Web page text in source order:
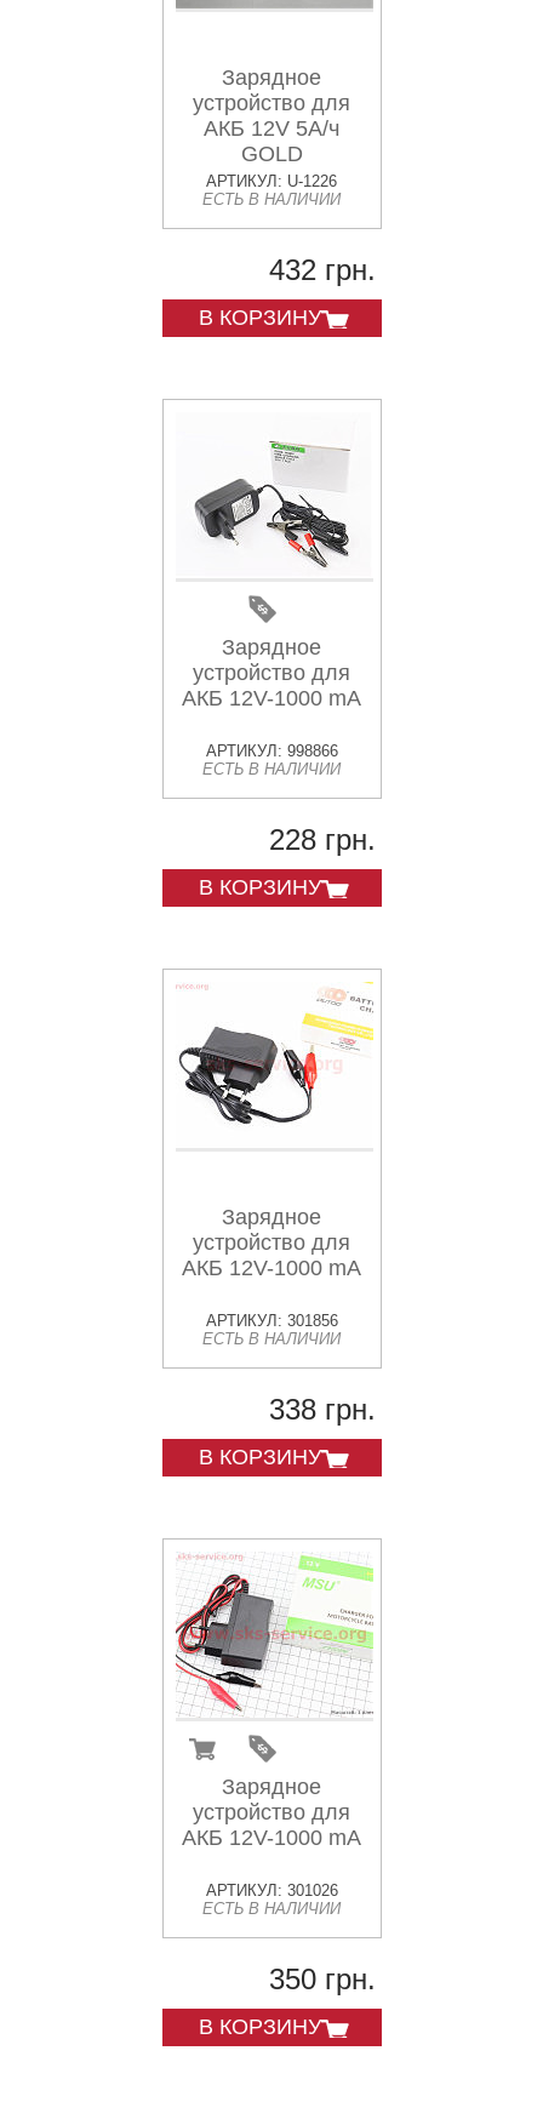
Зарядное
устройство для
АКБ 12V 5А/ч
GOLD
АРТИКУЛ: U-1226
ЕСТЬ В НАЛИЧИИ
432 грн.
В КОРЗИНУ
Зарядное
устройство для
АКБ 12V-1000 mA
АРТИКУЛ: 998866
ЕСТЬ В НАЛИЧИИ
228 грн.
В КОРЗИНУ
Зарядное
устройство для
АКБ 12V-1000 mA
АРТИКУЛ: 301856
ЕСТЬ В НАЛИЧИИ
338 грн.
В КОРЗИНУ
Зарядное
устройство для
АКБ 12V-1000 mA
АРТИКУЛ: 301026
ЕСТЬ В НАЛИЧИИ
350 грн.
В КОРЗИНУ